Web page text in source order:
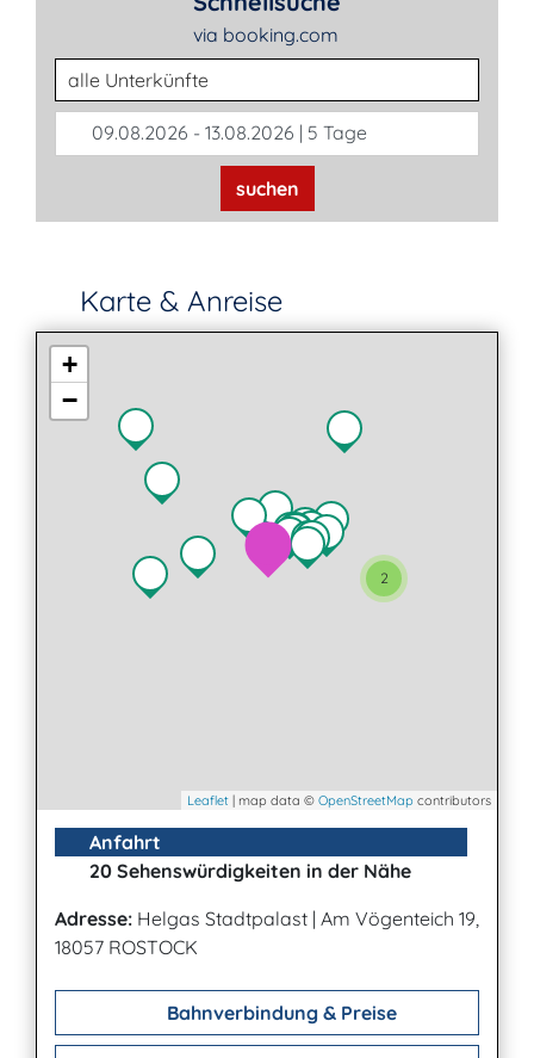
via booking.com
Unterkunftsart
09.08.2026 - 13.08.2026 | 5 Tage
suchen
Karte & Anreise
2
+
−
Leaflet | map data © OpenStreetMap contributors
Anfahrt
20 Sehenswürdigkeiten in der Nähe
Adresse: Helgas Stadtpalast | Am Vögenteich 19,
18057 ROSTOCK
Bahnverbindung & Preise